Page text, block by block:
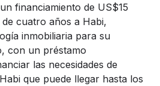
financiamiento de US$15
cuatro años a Habi,
inmobiliaria para su
con un préstamo
las necesidades de
que puede llegar hasta los